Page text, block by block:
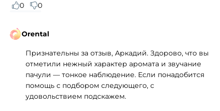
0
0
Orental
Признательны за отзыв, Аркадий. Здорово, что вы
отметили нежный характер аромата и звучание
пачули — тонкое наблюдение. Если понадобится
помощь с подбором следующего, с
удовольствием подскажем.